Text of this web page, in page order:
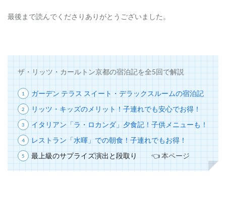
最後まで読んでくださりありがとうございました。
ザ・リッツ・カールトン京都の宿泊記を全5回で解説
ガーデン テラス スイート・デラックスルームの宿泊記
リッツ・キッズのメリット！子連れでも安心でお得！
イタリアン「ラ・ロカンダ」夕食記！子供メニューも！
レストラン「水暉」での朝食！子連れでもお得！
最上級のサプライズ演出と段取り👈 本ページ